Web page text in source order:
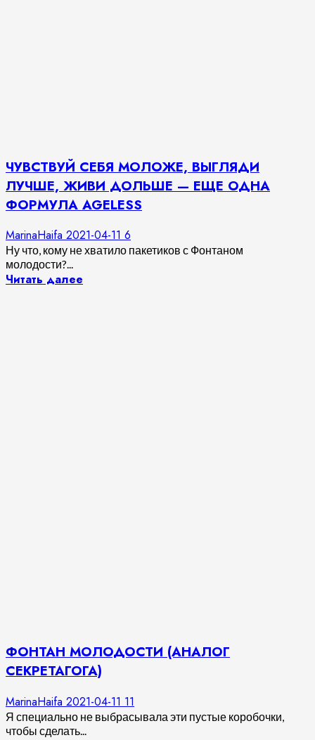
ЧУВСТВУЙ СЕБЯ МОЛОЖЕ, ВЫГЛЯДИ
ЛУЧШЕ, ЖИВИ ДОЛЬШЕ — ЕЩЕ ОДНА
ФОРМУЛА AGELESS
MarinaHaifa 2021-04-11 6
Ну что, кому не хватило пакетиков с Фонтаном
молодости?...
Читать далее
ФОНТАН МОЛОДОСТИ (АНАЛОГ
СЕКРЕТАГОГА)
MarinaHaifa 2021-04-11 11
Я специально не выбрасывала эти пустые коробочки,
чтобы сделать...